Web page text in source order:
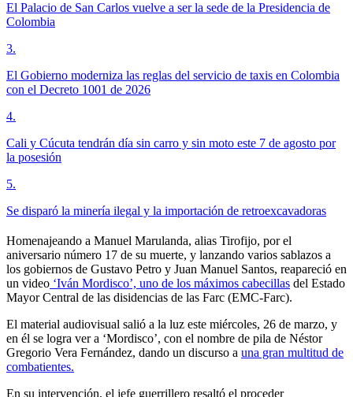
El Palacio de San Carlos vuelve a ser la sede de la Presidencia de
Colombia
3.
El Gobierno moderniza las reglas del servicio de taxis en Colombia
con el Decreto 1001 de 2026
4.
Cali y Cúcuta tendrán día sin carro y sin moto este 7 de agosto por
la posesión
5.
Se disparó la minería ilegal y la importación de retroexcavadoras
Homenajeando a Manuel Marulanda, alias Tirofijo, por el
aniversario número 17 de su muerte, y lanzando varios sablazos a
los gobiernos de Gustavo Petro y Juan Manuel Santos, reapareció en
un video ‘Iván Mordisco’, uno de los máximos cabecillas del Estado
Mayor Central de las disidencias de las Farc (EMC-Farc).
El material audiovisual salió a la luz este miércoles, 26 de marzo, y
en él se logra ver a ‘Mordisco’, con el nombre de pila de Néstor
Gregorio Vera Fernández, dando un discurso a una gran multitud de
combatientes.
En su intervención, el jefe guerrillero resaltó el proceder